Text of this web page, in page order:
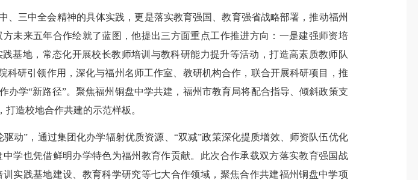
三中全会精神的具体实践，更是落实教育强国、教育强省战略部署，推动福州
未来五年合作绘就了蓝图，他提出三方面重点工作推进方向： 一是建强师资培
基地，常态化开展校长教师培训与教科研能力提升等活动，打造高素质教师队
科研引领作用，深化与福州名师工作室、教研机构合作，联合开展科研项目，推
办学“新路径”。聚焦福州铜盘中学共建，福州市教育局将配合指导、倾斜政策支
造校地合作共建的示范样板。
动”，通过集团化办学辐射优质资源、“双减”政策深化提质增效、师资队伍优化
学也凭借鲜明办学特色为福州教育作贡献。此次合作承载双方落实教育强国战
实践基地建设、教育科学研究等七大合作领域，聚焦合作共建福州铜盘中学项